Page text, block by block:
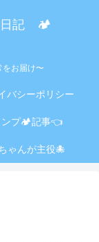
日記 🏕️
をお届け〜
バシーポリシー
ンプ🏕️記事👈
ゃんが主役🐙